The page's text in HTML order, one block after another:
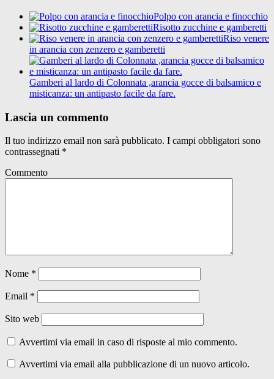
Polpo con arancia e finocchio
Risotto zucchine e gamberetti
Riso venere
in arancia con zenzero e gamberetti
Gamberi al lardo di Colonnata ,arancia gocce di balsamico e
misticanza: un antipasto facile da fare.
Lascia un commento
Il tuo indirizzo email non sarà pubblicato. I campi obbligatori sono
contrassegnati *
Commento
Nome *
Email *
Sito web
Avvertimi via email in caso di risposte al mio commento.
Avvertimi via email alla pubblicazione di un nuovo articolo.